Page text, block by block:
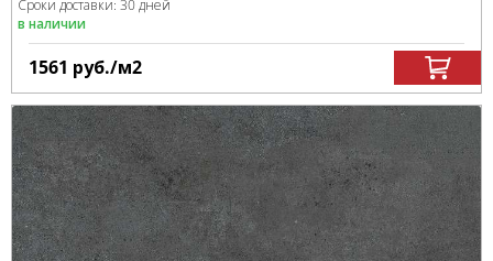
Сроки доставки: 30 дней
в наличии
1561 руб./м2